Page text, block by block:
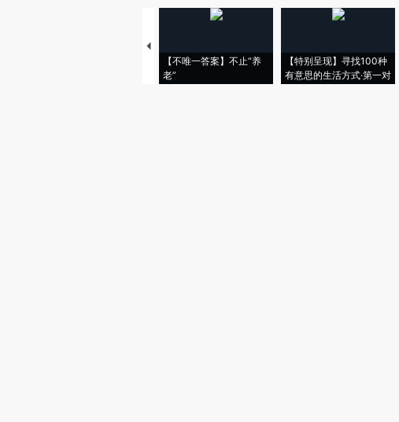
【不唯一答案】不止“养
老”
【特别呈现】寻找100种
有意思的生活方式·第一对